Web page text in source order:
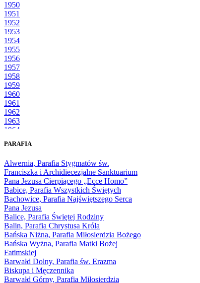
1950
1951
1952
1953
1954
1955
1956
1957
1958
1959
1960
1961
1962
1963
1964
1966
1968
1969
1970
1971
1972
1973
1974
1975
1976
1977
1978
1979
1980
PARAFIA
Alwernia, Parafia Stygmatów św.
Franciszka i Archidiecezjalne Sanktuarium
Pana Jezusa Cierpiącego „Ecce Homo”
Babice, Parafia Wszystkich Świętych
Bachowice, Parafia Najświętszego Serca
Pana Jezusa
Balice, Parafia Świętej Rodziny
Balin, Parafia Chrystusa Króla
Bańska Niżna, Parafia Miłosierdzia Bożego
Bańska Wyżna, Parafia Matki Bożej
Fatimskiej
Barwałd Dolny, Parafia św. Erazma
Biskupa i Męczennika
Barwałd Górny, Parafia Miłosierdzia